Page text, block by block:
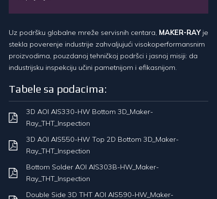
Uz podršku globalne mreže servisnih centara, MAKER-RAYje
stekla poverenje industrije zahvaljujući visokoperformansnim
proizvodima, pouzdanoj tehničkoj podršci i jasnoj misiji: da
industrijsku inspekciju učini pametnijom i efikasnijom.
Tabele sa podacima:
3D AOI AIS330-HW Bottom 3D_Maker-
Ray_THT_Inspection
3D AOI AIS550-HW Top 2D Bottom 3D_Maker-
Ray_THT_Inspection
Bottom Solder AOI AIS303B-HW_Maker-
Ray_THT_Inspection
Double Side 3D THT AOI AIS590-HW_Maker-